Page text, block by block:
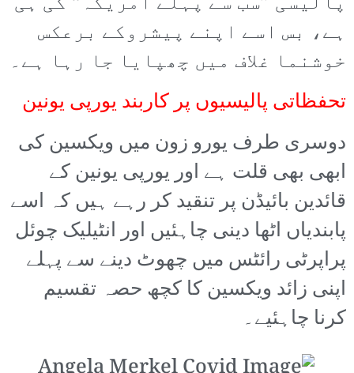
ہے، بس اسے اپنے پیشروکے برعکس
خوشنما غلاف میں چھپایا جا رہا ہے۔
تحفظاتی پالیسیوں پر کاربند یورپی یونین
دوسری طرف یورو زون میں ویکسین کی
ابھی بھی قلت ہے اور یورپی یونین کے
قائدین بائیڈن پر تنقید کر رہے ہیں کہ اسے
پابندیاں اٹھا دینی چاہئیں اور انٹیلیک چوئل
پراپرٹی رائٹس میں چھوٹ دینے سے پہلے
اپنی زائد ویکسین کا کچھ حصہ تقسیم
کرنا چاہئیے۔